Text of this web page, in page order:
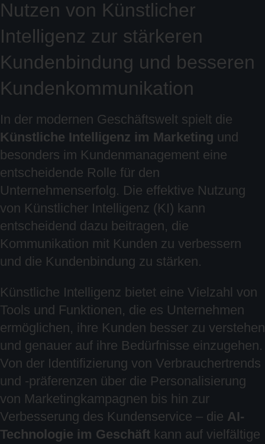
Nutzen von Künstlicher
Intelligenz zur stärkeren
Kundenbindung und besseren
Kundenkommunikation
In der modernen Geschäftswelt spielt die
Künstliche Intelligenz im Marketing und
besonders im Kundenmanagement eine
entscheidende Rolle für den
Unternehmenserfolg. Die effektive Nutzung
von Künstlicher Intelligenz (KI) kann
entscheidend dazu beitragen, die
Kommunikation mit Kunden zu verbessern
und die Kundenbindung zu stärken.
Künstliche Intelligenz bietet eine Vielzahl von
Tools und Funktionen, die es Unternehmen
ermöglichen, ihre Kunden besser zu verstehen
und genauer auf ihre Bedürfnisse einzugehen.
Von der Identifizierung von Verbrauchertrends
und -präferenzen über die Personalisierung
von Marketingkampagnen bis hin zur
Verbesserung des Kundenservice – die AI-
Technologie im Geschäft kann auf vielfältige